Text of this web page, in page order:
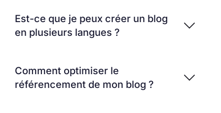
Est-ce que je peux créer un blog
en plusieurs langues ?
Comment optimiser le
référencement de mon blog ?